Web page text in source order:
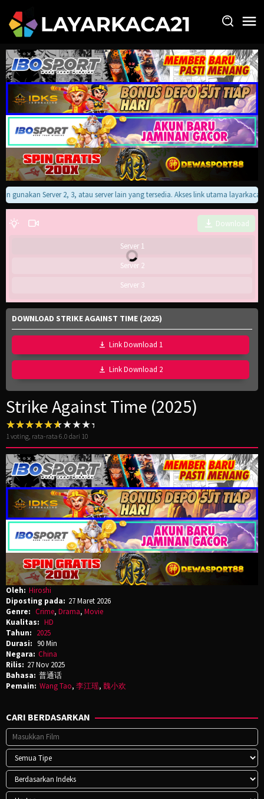
konten
gunakan Server 2, 3, atau server lain yang tersedia. Akses link utama
Download
Server 1
Server 2
Server 3
DOWNLOAD STRIKE AGAINST TIME (2025)
Link Download 1
Link Download 2
Strike Against Time (2025)
1voting, rata-rata 6.0 dari 10
Oleh: Hiroshi
Diposting pada: 27 Maret 2026
Genre: Crime, Drama, Movie
Kualitas: HD
Tahun: 2025
Durasi: 90 Min
Negara: China
Rilis: 27 Nov 2025
Bahasa: 普通话
Pemain: Wang Tao, 李江瑶, 魏小欢
CARI BERDASARKAN